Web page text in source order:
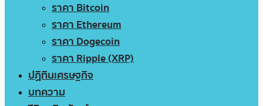
ราคา Bitcoin
ราคา Ethereum
ราคา Dogecoin
ราคา Ripple (XRP)
ปฏิทินเศรษฐกิจ
บทความ